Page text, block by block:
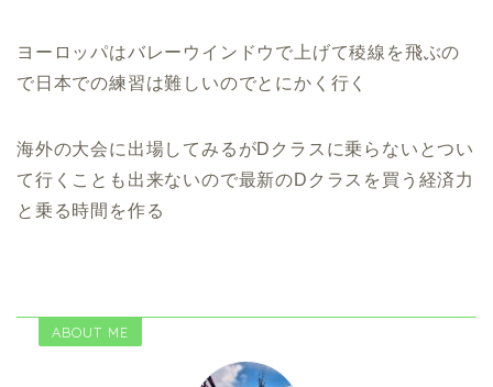
ヨーロッパはバレーウインドウで上げて稜線を飛ぶの
で日本での練習は難しいのでとにかく行く
海外の大会に出場してみるがDクラスに乗らないとつい
て行くことも出来ないので最新のDクラスを買う経済力
と乗る時間を作る
ABOUT ME